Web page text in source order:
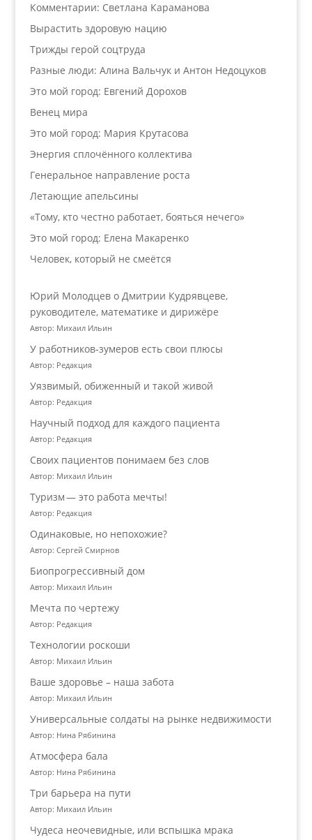
Комментарии: Светлана Караманова
Вырастить здоровую нацию
Трижды герой соцтруда
Разные люди: Алина Вальчук и Антон Недоцуков
Это мой город: Евгений Дорохов
Венец мира
Это мой город: Мария Крутасова
Энергия сплочённого коллектива
Генеральное направление роста
Летающие апельсины
«Тому, кто честно работает, бояться нечего»
Это мой город: Елена Макаренко
Человек, который не смеётся
Юрий Молодцев о Дмитрии Кудрявцеве,
руководителе, математике и дирижёре
Автор: Михаил Ильин
У работников‑зумеров есть свои плюсы
Автор: Редакция
Уязвимый, обиженный и такой живой
Автор: Редакция
Научный подход для каждого пациента
Автор: Редакция
Своих пациентов понимаем без слов
Автор: Михаил Ильин
Туризм — это работа мечты!
Автор: Редакция
Одинаковые, но непохожие?
Автор: Сергей Смирнов
Биопрогрессивный дом
Автор: Михаил Ильин
Мечта по чертежу
Автор: Редакция
Технологии роскоши
Автор: Михаил Ильин
Ваше здоровье – наша забота
Автор: Михаил Ильин
Универсальные солдаты на рынке недвижимости
Автор: Нина Рябинина
Атмосфера бала
Автор: Нина Рябинина
Три барьера на пути
Автор: Михаил Ильин
Чудеса неочевидные, или вспышка мрака